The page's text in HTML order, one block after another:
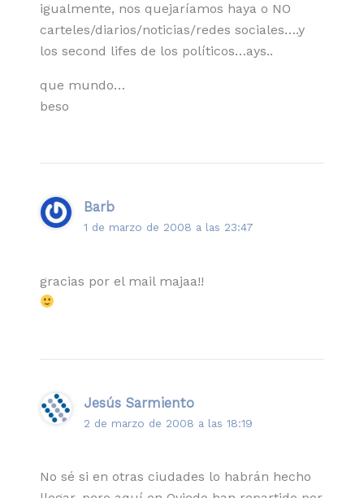
igualmente, nos quejaríamos haya o NO
carteles/diarios/noticias/redes sociales….y
los second lifes de los políticos…ays..
que mundo…
beso
Barb
1 de marzo de 2008 a las 23:47
gracias por el mail majaa!!
Jesús Sarmiento
2 de marzo de 2008 a las 18:19
No sé si en otras ciudades lo habrán hecho